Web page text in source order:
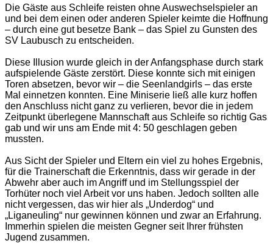
Die Gäste aus Schleife reisten ohne Auswechselspieler an
und bei dem einen oder anderen Spieler keimte die Hoffnung
– durch eine gut besetze Bank – das Spiel zu Gunsten des
SV Laubusch zu entscheiden.
Diese Illusion wurde gleich in der Anfangsphase durch stark
aufspielende Gäste zerstört. Diese konnte sich mit einigen
Toren absetzen, bevor wir – die Seenlandgirls – das erste
Mal einnetzen konnten. Eine Miniserie ließ alle kurz hoffen
den Anschluss nicht ganz zu verlieren, bevor die in jedem
Zeitpunkt überlegene Mannschaft aus Schleife so richtig Gas
gab und wir uns am Ende mit 4: 50 geschlagen geben
mussten.
Aus Sicht der Spieler und Eltern ein viel zu hohes Ergebnis,
für die Trainerschaft die Erkenntnis, dass wir gerade in der
Abwehr aber auch im Angriff und im Stellungsspiel der
Torhüter noch viel Arbeit vor uns haben. Jedoch sollten alle
nicht vergessen, das wir hier als „Underdog“ und
„Liganeuling“ nur gewinnen können und zwar an Erfahrung.
Immerhin spielen die meisten Gegner seit Ihrer frühsten
Jugend zusammen.